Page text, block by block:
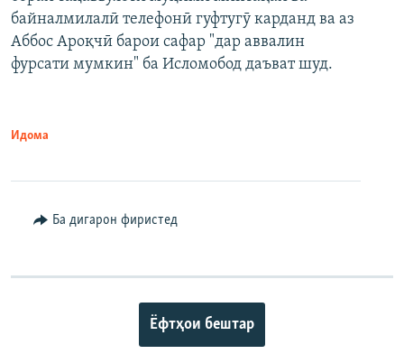
байналмилалӣ телефонӣ гуфтугӯ карданд ва аз
Аббос Ароқчӣ барои сафар "дар аввалин
фурсати мумкин" ба Исломобод даъват шуд.
Идома
Ба дигарон фиристед
Ёфтҳои бештар